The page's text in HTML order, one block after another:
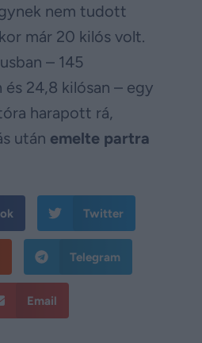
nem tudott
már 20 kilós volt.
– 145
24,8 kilósan – egy
harapott rá,
után emelte partra
Twitter
Telegram
Email